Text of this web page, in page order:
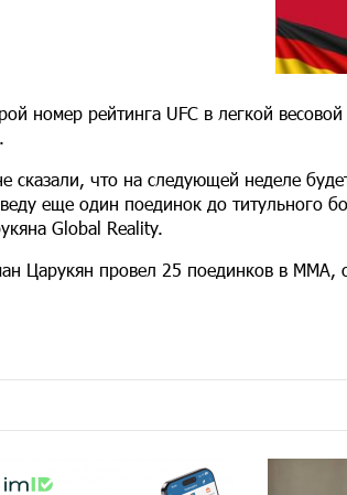
номер рейтинга UFC в легкой
сказали, что на следующей неделе
еще один поединок до титульного
Global Reality.
Царукян провел 25 поединков в